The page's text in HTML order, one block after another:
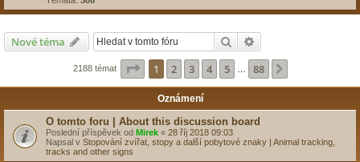
Nové téma Hledat
2188 témat Stránka z 88
1 2 3 4 5 88
Oznámení
O tomto foru | About this discussion board
Poslední příspěvek od Mirek « 28 říj 2018 09:03
Napsal v Stopování zvířat, stopy a další pobytové znaky | Animal tracking,
tracks and other signs